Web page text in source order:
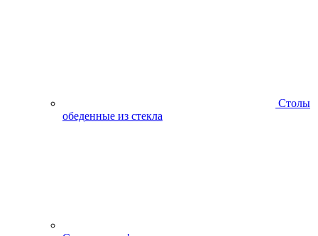
Столы
обеденные из стекла